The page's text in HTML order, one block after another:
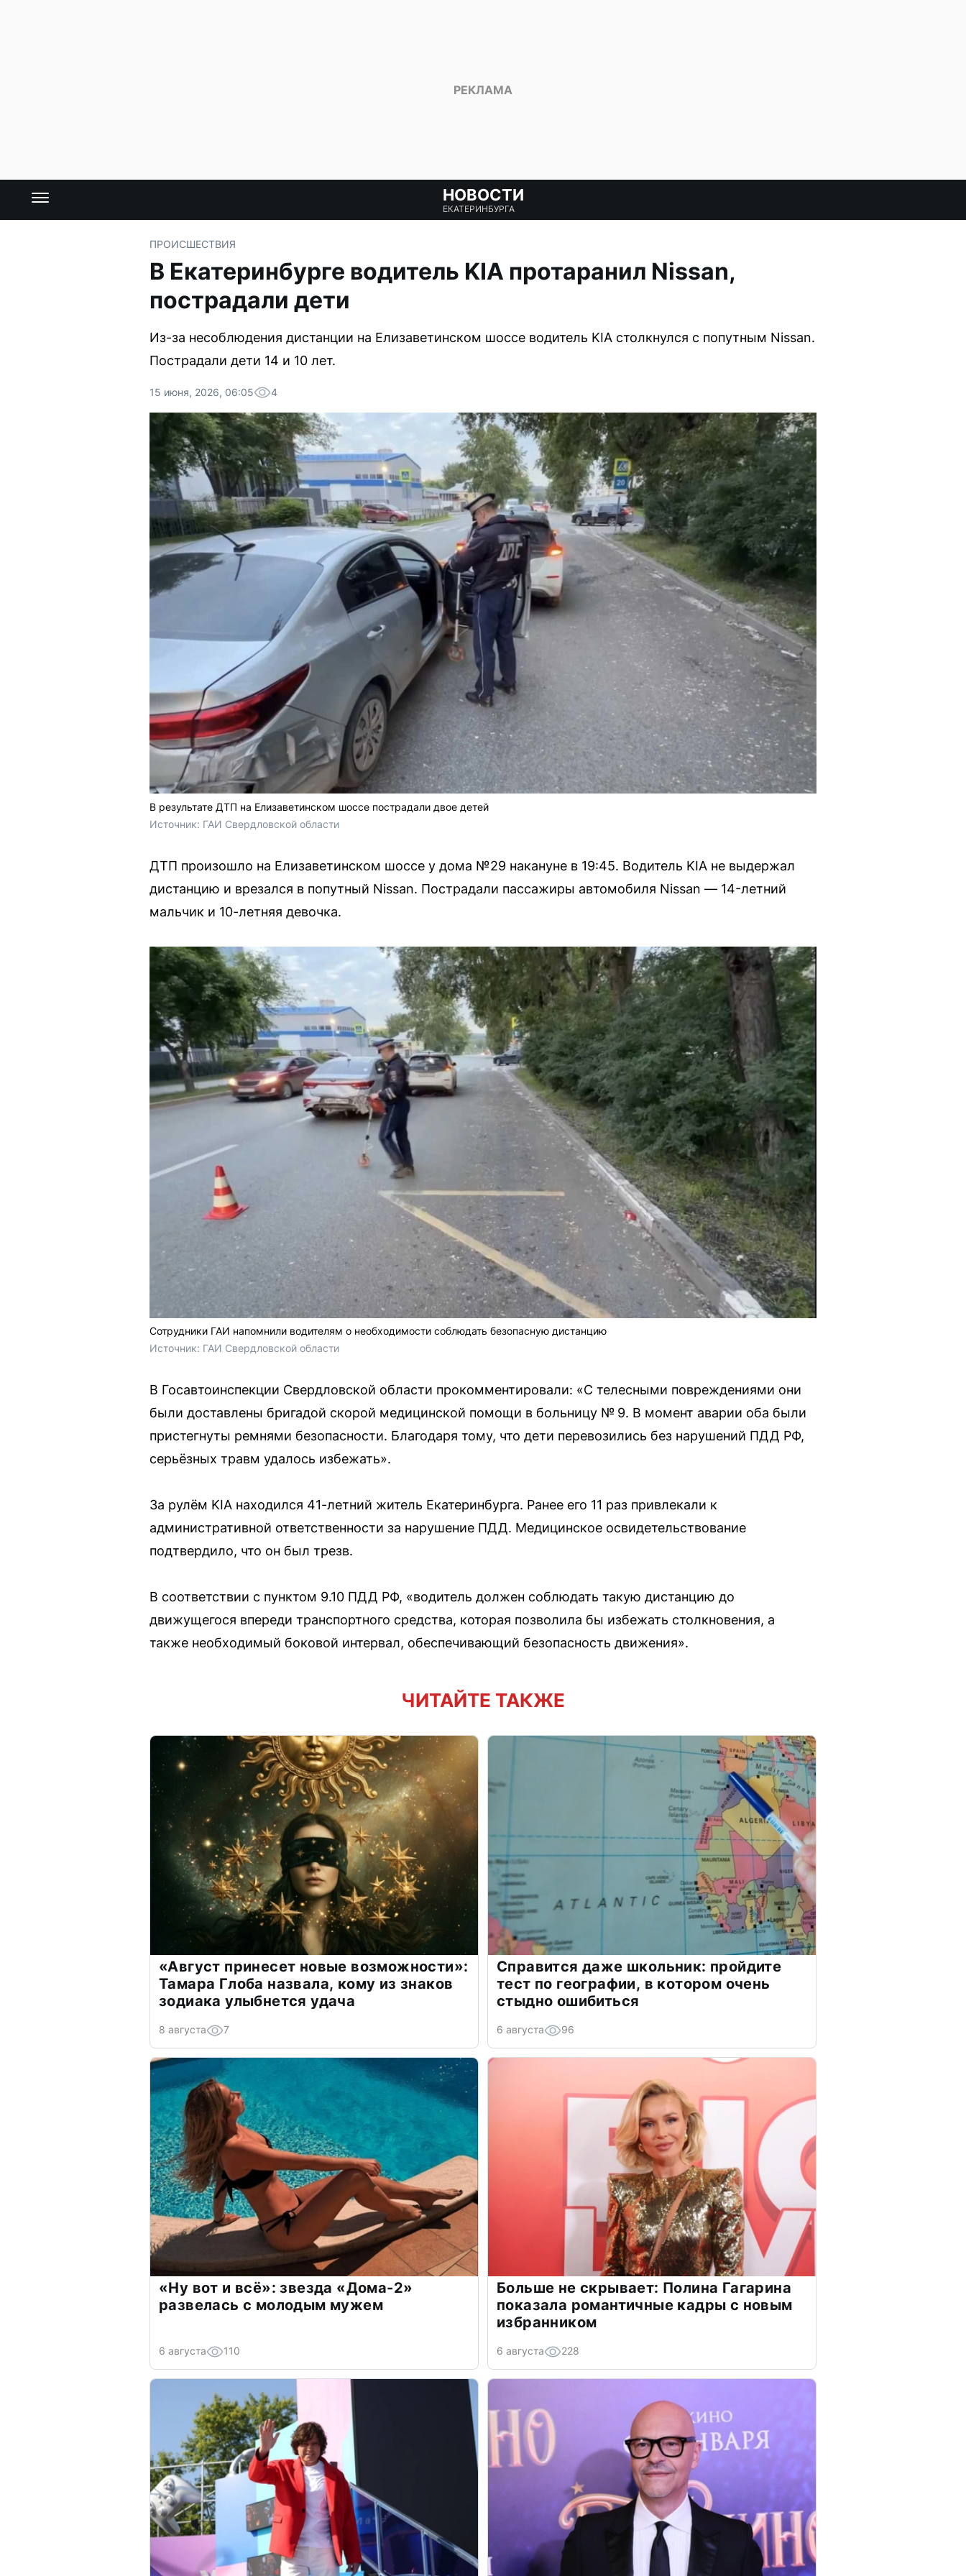
НОВОСТИ
ЕКАТЕРИНБУРГА
ПРОИСШЕСТВИЯ
В Екатеринбурге водитель KIA протаранил Nissan,
пострадали дети
Из-за несоблюдения дистанции на Елизаветинском шоссе водитель KIA столкнулся с попутным Nissan.
Пострадали дети 14 и 10 лет.
15 июня, 2026, 06:05 4
В результате ДТП на Елизаветинском шоссе пострадали двое детей
Источник: ГАИ Свердловской области
ДТП произошло на Елизаветинском шоссе у дома №29 накануне в 19:45. Водитель KIA не выдержал
дистанцию и врезался в попутный Nissan. Пострадали пассажиры автомобиля Nissan — 14-летний
мальчик и 10-летняя девочка.
Сотрудники ГАИ напомнили водителям о необходимости соблюдать безопасную дистанцию
Источник: ГАИ Свердловской области
В Госавтоинспекции Свердловской области прокомментировали: «С телесными повреждениями они
были доставлены бригадой скорой медицинской помощи в больницу № 9. В момент аварии оба были
пристегнуты ремнями безопасности. Благодаря тому, что дети перевозились без нарушений ПДД РФ,
серьёзных травм удалось избежать».
За рулём KIA находился 41-летний житель Екатеринбурга. Ранее его 11 раз привлекали к
административной ответственности за нарушение ПДД. Медицинское освидетельствование
подтвердило, что он был трезв.
В соответствии с пунктом 9.10 ПДД РФ, «водитель должен соблюдать такую дистанцию до
движущегося впереди транспортного средства, которая позволила бы избежать столкновения, а
также необходимый боковой интервал, обеспечивающий безопасность движения».
ЧИТАЙТЕ ТАКЖЕ
«Август принесет новые возможности»:
Тамара Глоба назвала, кому из знаков
зодиака улыбнется удача
8 августа 7
Справится даже школьник: пройдите
тест по географии, в котором очень
стыдно ошибиться
6 августа 96
«Ну вот и всё»: звезда «Дома-2»
развелась с молодым мужем
6 августа 110
Больше не скрывает: Полина Гагарина
показала романтичные кадры с новым
избранником
6 августа 228